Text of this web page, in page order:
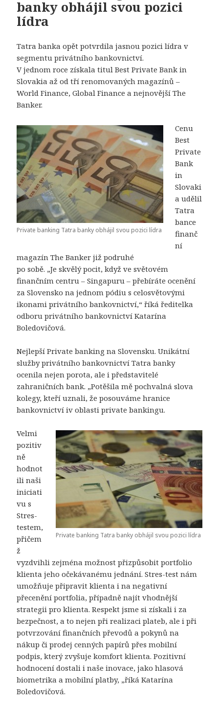
banky obhájil svou pozici
lídra
Tatra banka opět potvrdila jasnou pozici lídra v
segmentu privátního bankovnictví.
V jednom roce získala titul Best Private Bank in
Slovakia až od tří renomovaných magazínů –
World Finance, Global Finance a nejnovější The
Banker.
Private banking Tatra banky obhájil svou pozici lídra
Cenu
Best
Private
Bank
in
Slovaki
a udělil
Tatra
bance
finanč
ní
magazín The Banker již podruhé
po sobě. „Je skvělý pocit, když ve světovém
finančním centru – Singapuru – přebíráte ocenění
za Slovensko na jednom pódiu s celosvětovými
ikonami privátního bankovnictví,“ říká ředitelka
odboru privátního bankovnictví Katarína
Boledovičová.
Nejlepší Private banking na Slovensku. Unikátní
služby privátního bankovnictví Tatra banky
ocenila nejen porota, ale i představitelé
zahraničních bank. „Potěšila mě pochvalná slova
kolegy, kteří uznali, že posouváme hranice
bankovnictví iv oblasti private bankingu.
Private banking Tatra banky obhájil svou pozici lídra
Velmi
pozitiv
ně
hodnot
ili naši
iniciati
vu s
Stres-
testem,
přičem
ž
vyzdvihli zejména možnost přizpůsobit portfolio
klienta jeho očekávanému jednání. Stres-test nám
umožňuje připravit klienta i na negativní
přecenění portfolia, případně najít vhodnější
strategii pro klienta. Respekt jsme si získali i za
bezpečnost, a to nejen při realizaci plateb, ale i při
potvrzování finančních převodů a pokynů na
nákup či prodej cenných papírů přes mobilní
podpis, který zvyšuje komfort klienta. Pozitivní
hodnocení dostali i naše inovace, jako hlasová
biometrika a mobilní platby, „říká Katarína
Boledovičová.